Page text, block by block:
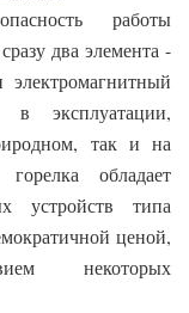
работы
два элемента -
электромагнитный
эксплуатации,
так и на
обладает
устройств типа
ценой,
некоторых